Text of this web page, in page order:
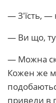
— З'їсть, —
— Ви що,
— Можна
Кожен же
привели в